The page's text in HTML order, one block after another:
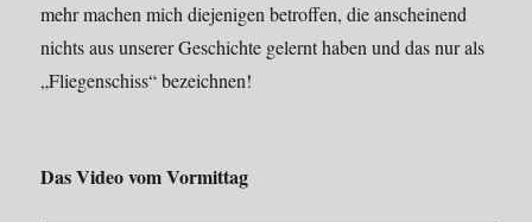
mehr machen mich diejenigen betroffen, die anscheinend
nichts aus unserer Geschichte gelernt haben und das nur als
„Fliegenschiss“ bezeichnen!
Das Video vom Vormittag